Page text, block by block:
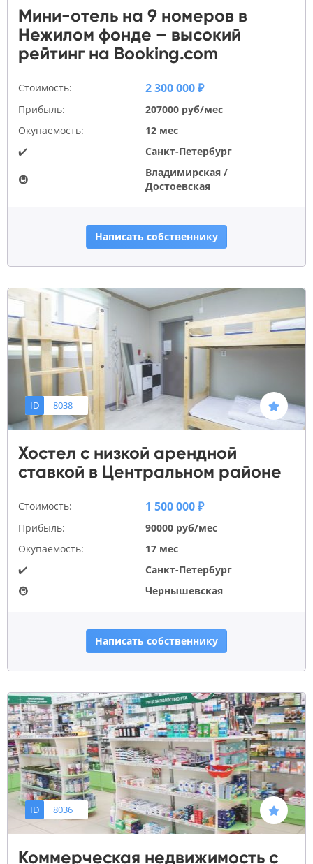
Мини-отель на 9 номеров в
Нежилом фонде – высокий
рейтинг на Booking.com
Стоимость: 2 300 000 ₽
Прибыль:
207000 руб/мес
Окупаемость:
12 мес
✔️
Санкт-Петербург
🚇
Владимирская /
Достоевская
Написать собственнику
ID 8038
Хостел с низкой арендной
ставкой в Центральном районе
Стоимость: 1 500 000 ₽
Прибыль:
90000 руб/мес
Окупаемость:
17 мес
✔️
Санкт-Петербург
🚇
Чернышевская
Написать собственнику
ID 8036
Коммерческая недвижимость с